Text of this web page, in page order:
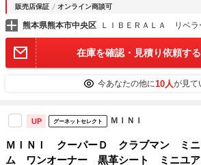
販売店保証 オンライン商談可
熊本県熊本市中央区 ＬＩＢＥＲＡＬＡ リベラ
在庫を確認・見積り依頼する
今あなたの他に10人が見て
UP グーネットセレクト ＭＩＮＩ
ＭＩＮＩ クーパーＤ クラブマン ミニ
ム ワンオーナー 黒革シート ミニユ